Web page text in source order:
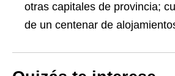
otras capitales de provincia;
de un centenar de